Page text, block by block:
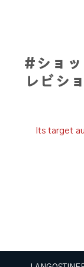
#ショッ
レビシ
Its target